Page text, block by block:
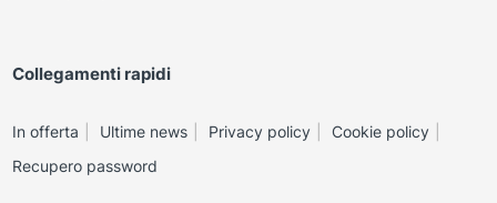
Collegamenti rapidi
In offerta Ultime news Privacy policy
Cookie policy
Recupero password